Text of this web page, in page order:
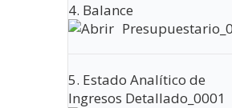
4. Balance
5. Estado Analítico de
Ingresos Detallado_0001